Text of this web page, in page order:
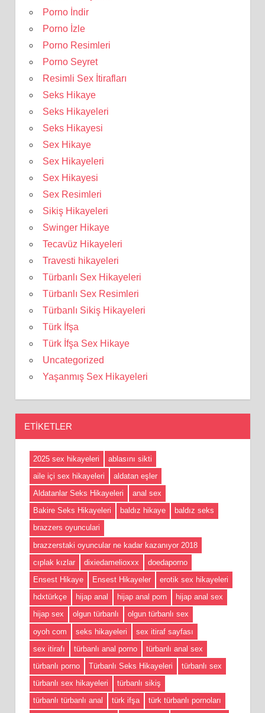
Porno İndir
Porno İzle
Porno Resimleri
Porno Seyret
Resimli Sex İtirafları
Seks Hikaye
Seks Hikayeleri
Seks Hikayesi
Sex Hikaye
Sex Hikayeleri
Sex Hikayesi
Sex Resimleri
Sikiş Hikayeleri
Swinger Hikaye
Tecavüz Hikayeleri
Travesti hikayeleri
Türbanlı Sex Hikayeleri
Türbanlı Sex Resimleri
Türbanlı Sikiş Hikayeleri
Türk İfşa
Türk İfşa Sex Hikaye
Uncategorized
Yaşanmış Sex Hikayeleri
ETIKETLER
2025 sex hikayeleri
ablasını sikti
aile içi sex hikayeleri
aldatan eşler
Aldatanlar Seks Hikayeleri
anal sex
Bakire Seks Hikayeleri
baldız hikaye
baldız seks
brazzers oyunculari
brazzerstaki oyuncular ne kadar kazanıyor 2018
cıplak kızlar
dixiedamelioxxx
doedaporno
Ensest Hikaye
Ensest Hikayeler
erotik sex hikayeleri
hdxtürkçe
hijap anal hijap anal porn
hijap anal sex
hijap sex
olgun türbanlı
olgun türbanlı sex
oyoh com
seks hikayeleri
sex itiraf sayfası
sex itirafı
türbanlı anal porno
türbanlı anal sex
türbanlı porno
Türbanlı Seks Hikayeleri
türbanlı sex
türbanlı sex hikayeleri
türbanlı sikiş
türbanlı türbanlı anal
türk ifşa türk türbanlı pornoları